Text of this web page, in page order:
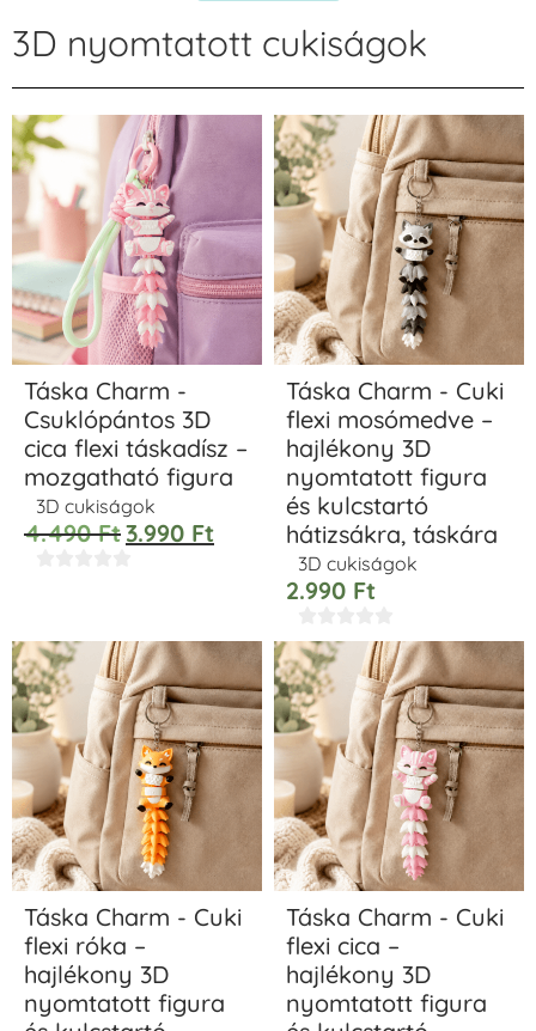
3D nyomtatott cukiságok
Táska Charm -
Csuklópántos 3D
cica flexi táskadísz –
mozgatható figura
3D cukiságok
4.490Ft3.990 Ft
Táska Charm - Cuki
flexi mosómedve –
hajlékony 3D
nyomtatott figura
és kulcstartó
hátizsákra, táskára
3D cukiságok
2.990 Ft
Táska Charm - Cuki
flexi róka –
hajlékony 3D
nyomtatott figura
Táska Charm - Cuki
flexi cica –
hajlékony 3D
nyomtatott figura